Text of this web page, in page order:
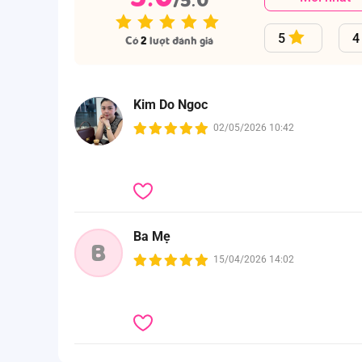
Có2 lượt đánh giá 5 4
Kim Do Ngoc
02/05/2026 10:42
B
Ba Mẹ
15/04/2026 14:02